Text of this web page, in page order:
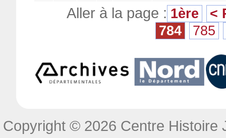
Aller à la page : 1ère
<
784
785
Copyright © 2026 Centre Histoire